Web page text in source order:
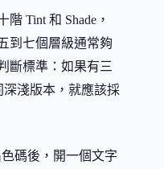
Tint 和 Shade，
到七個層級通常夠
斷標準：如果有三
淺版本，就應該採
碼後，開一個文字